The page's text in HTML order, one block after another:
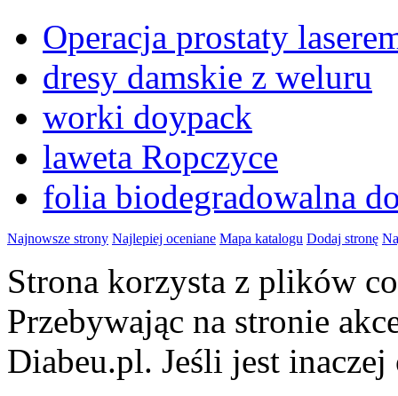
Operacja prostaty
dresy damskie z weluru
worki doypack
laweta Ropczyce
folia biodegradowalna
Najnowsze strony Najlepiej oceniane Mapa katalogu Dodaj stronę
Strona korzysta z plików
Przebywając na stronie
Diabeu.pl. Jeśli jest inaczej